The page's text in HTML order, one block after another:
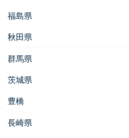
福島県
秋田県
群馬県
茨城県
豊橋
長崎県